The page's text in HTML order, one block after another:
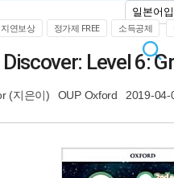
일본어
지연보상 정가제 FREE 소득공제
Level 6:
(지은이) OUP Oxford 2019-04-